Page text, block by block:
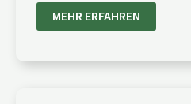
GEZIELTER
BEKÄMPFEN
MEHR ERFAHREN